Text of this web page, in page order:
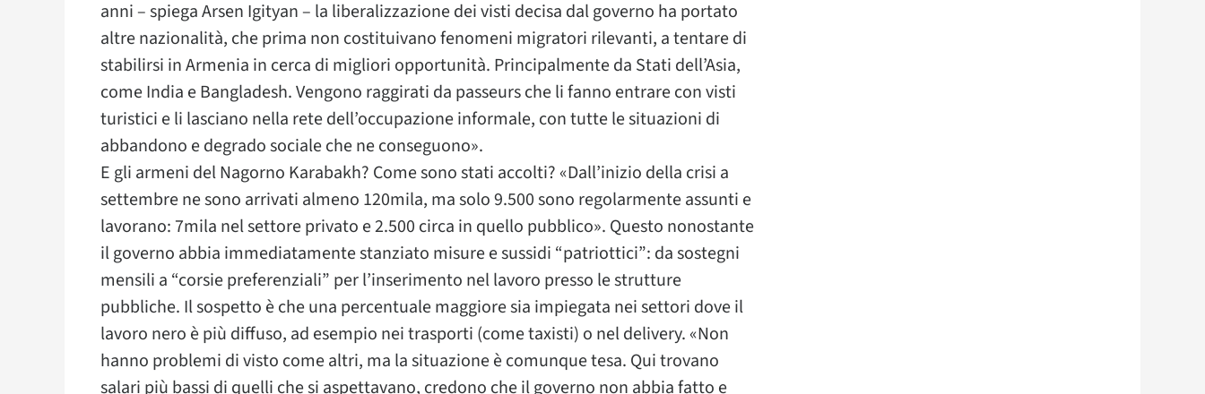
anni – spiega Arsen Igityan – la liberalizzazione dei visti decisa dal governo ha portato
altre nazionalità, che prima non costituivano fenomeni migratori rilevanti, a tentare di
stabilirsi in Armenia in cerca di migliori opportunità. Principalmente da Stati dell’Asia,
come India e Bangladesh. Vengono raggirati da passeurs che li fanno entrare con visti
turistici e li lasciano nella rete dell’occupazione informale, con tutte le situazioni di
abbandono e degrado sociale che ne conseguono».
E gli armeni del Nagorno Karabakh? Come sono stati accolti? «Dall’inizio della crisi a
settembre ne sono arrivati almeno 120mila, ma solo 9.500 sono regolarmente assunti e
lavorano: 7mila nel settore privato e 2.500 circa in quello pubblico». Questo nonostante
il governo abbia immediatamente stanziato misure e sussidi “patriottici”: da sostegni
mensili a “corsie preferenziali” per l’inserimento nel lavoro presso le strutture
pubbliche. Il sospetto è che una percentuale maggiore sia impiegata nei settori dove il
lavoro nero è più diffuso, ad esempio nei trasporti (come taxisti) o nel delivery. «Non
hanno problemi di visto come altri, ma la situazione è comunque tesa. Qui trovano
salari più bassi di quelli che si aspettavano, credono che il governo non abbia fatto e